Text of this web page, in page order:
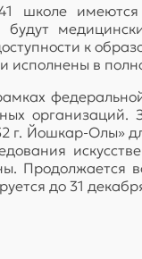
школе
к
исполнены в
г. Йошкар-Олы»
Продолжается
до 31